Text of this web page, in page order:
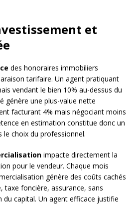
et
des honoraires immobiliers
tarifaire. Un agent pratiquant
vendant le bien 10% au-dessus du
génère une plus-value nette
facturant 4% mais négociant moins
en estimation constitue donc un
choix du professionnel.
impacte directement la
pour le vendeur. Chaque mois
génère des coûts cachés
taxe foncière, assurance, sans
du capital. Un agent efficace justifie